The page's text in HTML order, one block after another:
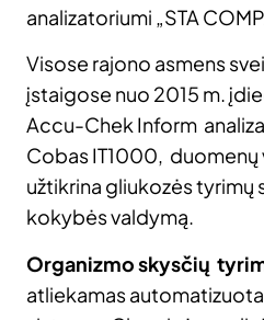
analizatoriumi „STA
Visose rajono asmens
įstaigose nuo 2015 m.
Accu-Chek Inform
Cobas IT1000, duomenų
užtikrina gliukozės tyrimų
kokybės valdymą.
Organizmo skysčių
atliekamas